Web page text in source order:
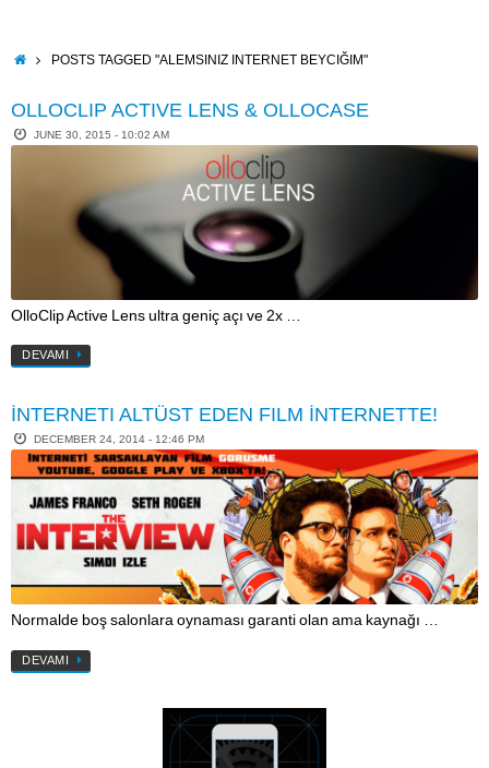
contentHOMEPOSTS TAGGED "ALEMSINIZ INTERNET BEYCIĞIM"
OLLOCLIP ACTIVE LENS & OLLOCASE
JUNE 30, 2015 - 10:02 AM
OlloClip Active Lens ultra geniç açı ve 2x …
DEVAMI
İNTERNETI ALTÜST EDEN FILM İNTERNETTE!
DECEMBER 24, 2014 - 12:46 PM
Normalde boş salonlara oynaması garanti olan ama kaynağı …
DEVAMI